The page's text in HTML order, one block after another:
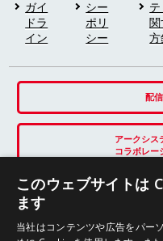
ガイ
ドラ
イン
シー
ポリ
シー
テ
関
方
配
アークシス
コラボレー
SNS
このウェブサイトは
ます
当社はコンテンツや広告をパー